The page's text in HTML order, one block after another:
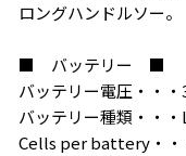
ロングハンドルソー。
■ バッテリー ■
バッテリー電圧・・・
バッテリー種類・・
Cells per battery・・